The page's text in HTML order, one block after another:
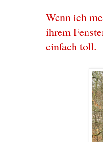
Wenn ich
ihrem
einfach toll.